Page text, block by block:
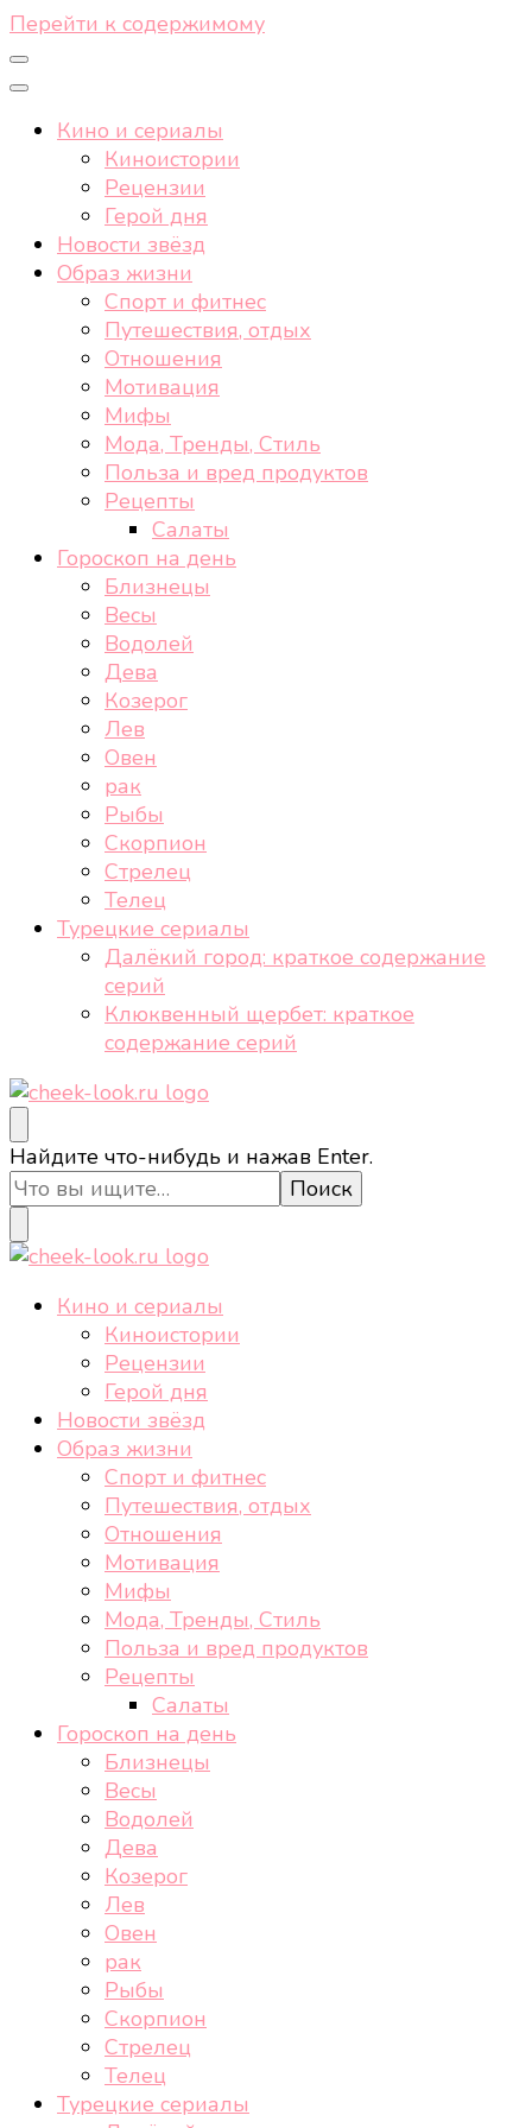
Перейти к содержимому
Кино и сериалы
Киноистории
Рецензии
Герой дня
Новости звёзд
Образ жизни
Спорт и фитнес
Путешествия, отдых
Отношения
Мотивация
Мифы
Мода, Тренды, Стиль
Польза и вред продуктов
Рецепты
Салаты
Гороскоп на день
Близнецы
Весы
Водолей
Дева
Козерог
Лев
Овен
рак
Рыбы
Скорпион
Стрелец
Телец
Турецкие сериалы
Далёкий город: краткое содержание
серий
Клюквенный щербет: краткое
содержание серий
cheek-look.ru
Женский сайт о звездах и кино, а также трендах,
здоровом образе жизни, спорте, стиле, отдыхе и
еде.
Ищите
что-
то?
Найдите что-нибудь и нажав Enter.
cheek-look.ru
Женский сайт о звездах и кино, а также трендах,
здоровом образе жизни, спорте, стиле, отдыхе и
Кино и сериалы
Киноистории
Рецензии
Герой дня
Новости звёзд
Образ жизни
Спорт и фитнес
Путешествия, отдых
Отношения
Мотивация
Мифы
Мода, Тренды, Стиль
Польза и вред продуктов
Рецепты
Салаты
Гороскоп на день
Близнецы
Весы
Водолей
Дева
Козерог
Лев
Овен
рак
Рыбы
Скорпион
Стрелец
Телец
Турецкие сериалы